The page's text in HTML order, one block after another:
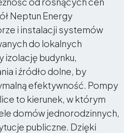
Neptun Energy
i instalacji systemów
do lokalnych
izolację budynku,
i źródło dolne, by
efektywność. Pompy
to kierunek, w którym
domów jednorodzinnych,
publiczne. Dzięki